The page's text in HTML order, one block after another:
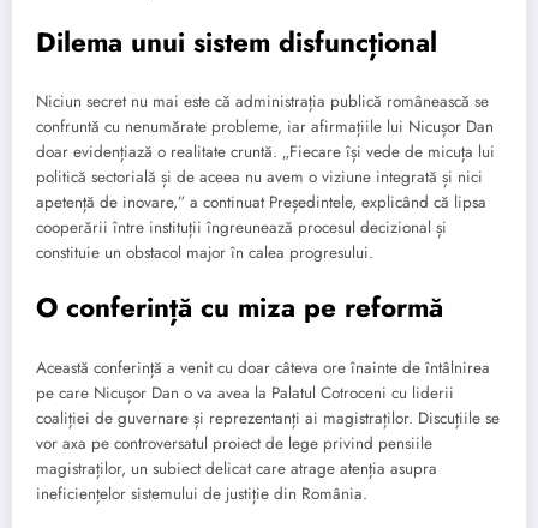
Dilema unui sistem disfuncțional
Niciun secret nu mai este că administrația publică românească se
confruntă cu nenumărate probleme, iar afirmațiile lui Nicușor Dan
doar evidențiază o realitate cruntă. „Fiecare își vede de micuța lui
politică sectorială și de aceea nu avem o viziune integrată și nici
apetență de inovare,” a continuat Președintele, explicând că lipsa
cooperării între instituții îngreunează procesul decizional și
constituie un obstacol major în calea progresului.
O conferință cu miza pe reformă
Această conferință a venit cu doar câteva ore înainte de întâlnirea
pe care Nicușor Dan o va avea la Palatul Cotroceni cu liderii
coaliției de guvernare și reprezentanți ai magistraților. Discuțiile se
vor axa pe controversatul proiect de lege privind pensiile
magistraților, un subiect delicat care atrage atenția asupra
ineficiențelor sistemului de justiție din România.